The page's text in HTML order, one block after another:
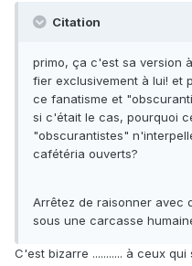
Citation
primo, ça c'est sa version
fier exclusivement à lui! et
ce fanatisme et
si c'était le cas, pourquoi
"obscurantistes"
cafétéria ouverts?
Arrêtez de raisonner avec
sous une carcasse
C'est bizarre ........... à ceux